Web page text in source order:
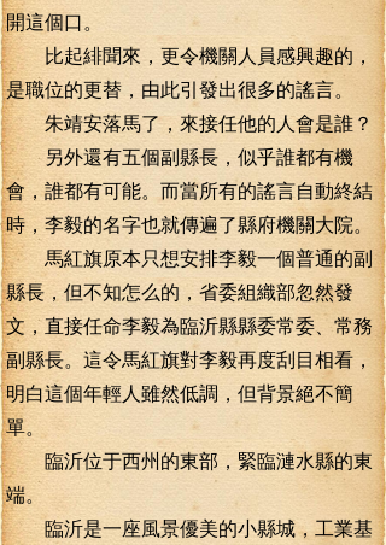
開這個口。
比起緋聞來，更令機關人員感興趣的，
是職位的更替，由此引發出很多的謠言。
朱靖安落馬了，來接任他的人會是誰？
另外還有五個副縣長，似乎誰都有機
會，誰都有可能。而當所有的謠言自動終結
時，李毅的名字也就傳遍了縣府機關大院。
馬紅旗原本只想安排李毅一個普通的副
縣長，但不知怎么的，省委組織部忽然發
文，直接任命李毅為臨沂縣縣委常委、常務
副縣長。這令馬紅旗對李毅再度刮目相看，
明白這個年輕人雖然低調，但背景絕不簡
單。
臨沂位于西州的東部，緊臨漣水縣的東
端。
臨沂是一座風景優美的小縣城，工業基